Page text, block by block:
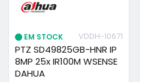
EM STOCK VDDH-10671
PTZ SD49825GB-HNR IP
8MP 25x IR100M WSENSE
DAHUA